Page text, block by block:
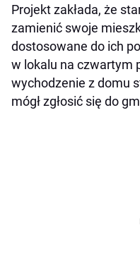
Projekt zakłada, że
zamienić swoje
dostosowane do ich
w lokalu na czwartym
wychodzenie z domu
mógł zgłosić się do